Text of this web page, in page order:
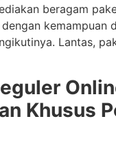
beragam
kemampuan
Lantas,
Khusus